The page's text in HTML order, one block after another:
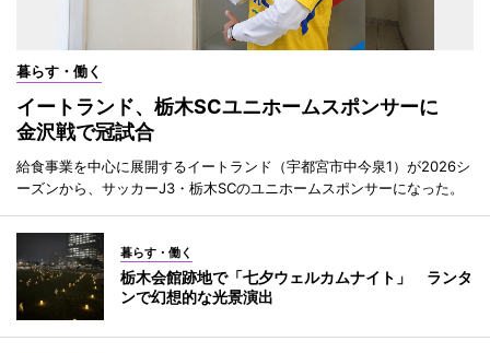
暮らす・働く
イートランド、栃木SCユニホームスポンサーに
金沢戦で冠試合
給食事業を中心に展開するイートランド（宇都宮市中今泉1）が2026シ
ーズンから、サッカーJ3・栃木SCのユニホームスポンサーになった。
暮らす・働く
栃木会館跡地で「七夕ウェルカムナイト」 ランタ
ンで幻想的な光景演出